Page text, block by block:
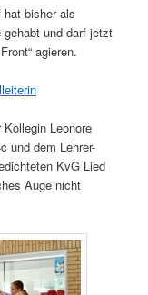
bisher als
gehabt und darf jetzt
agieren.
Leonore
und dem Lehrer-
KvG Lied
Auge nicht